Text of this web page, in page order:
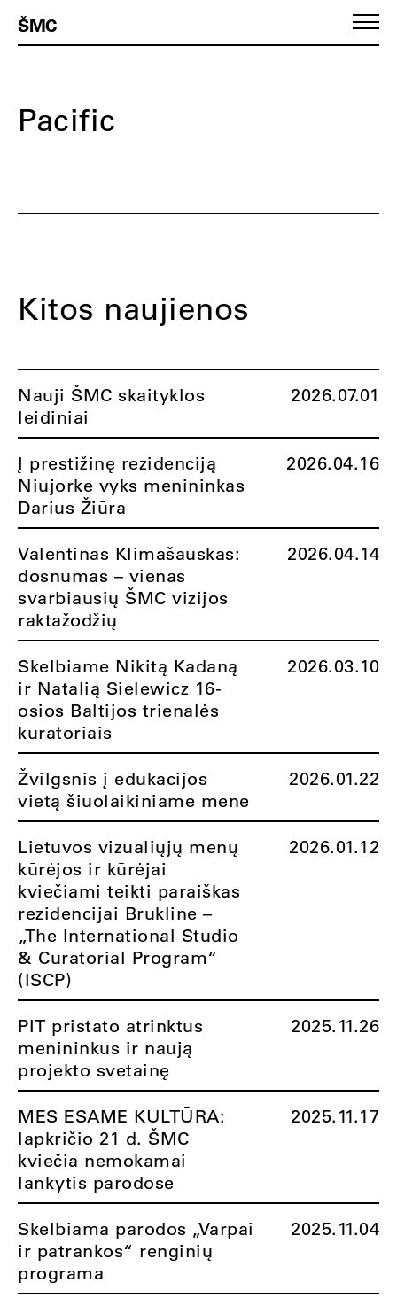
ŠMC
Pacific
Kitos naujienos
Nauji ŠMC skaityklos
leidiniai
2026.07.01
Į prestižinę rezidenciją
Niujorke vyks menininkas
Darius Žiūra
2026.04.16
Valentinas Klimašauskas:
dosnumas – vienas
svarbiausių ŠMC vizijos
raktažodžių
2026.04.14
Skelbiame Nikitą Kadaną
ir Natalią Sielewicz 16-
osios Baltijos trienalės
kuratoriais
2026.03.10
Žvilgsnis į edukacijos
vietą šiuolaikiniame mene
2026.01.22
Lietuvos vizualiųjų menų
kūrėjos ir kūrėjai
kviečiami teikti paraiškas
rezidencijai Brukline –
„The International Studio
& Curatorial Program“
(ISCP)
2026.01.12
PIT pristato atrinktus
menininkus ir naują
projekto svetainę
2025.11.26
MES ESAME KULTŪRA:
lapkričio 21 d. ŠMC
kviečia nemokamai
lankytis parodose
2025.11.17
Skelbiama parodos „Varpai
ir patrankos“ renginių
programa
2025.11.04